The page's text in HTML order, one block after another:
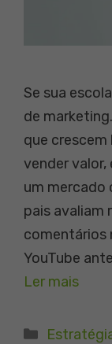
Se sua
de
que crescem
vender valor,
um mercado
pais avaliam
comentários
YouTube
Ler mais